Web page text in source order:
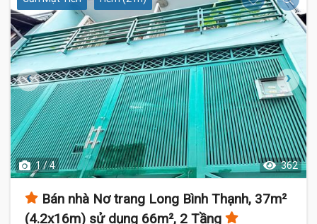
1 / 4 362
Bán nhà Nơ trang Long Bình Thạnh, 37m²
(4.2x16m) sử dụng 66m², 2 Tầng